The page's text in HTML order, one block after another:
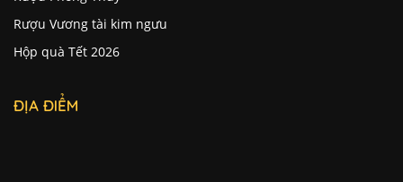
Rượu Vương tài kim ngưu
Hộp quà Tết 2026
ĐỊA ĐIỂM